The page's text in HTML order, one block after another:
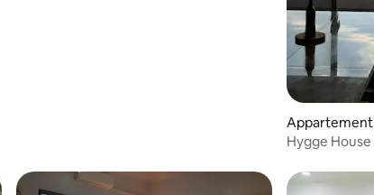
Appartement
Hygge House